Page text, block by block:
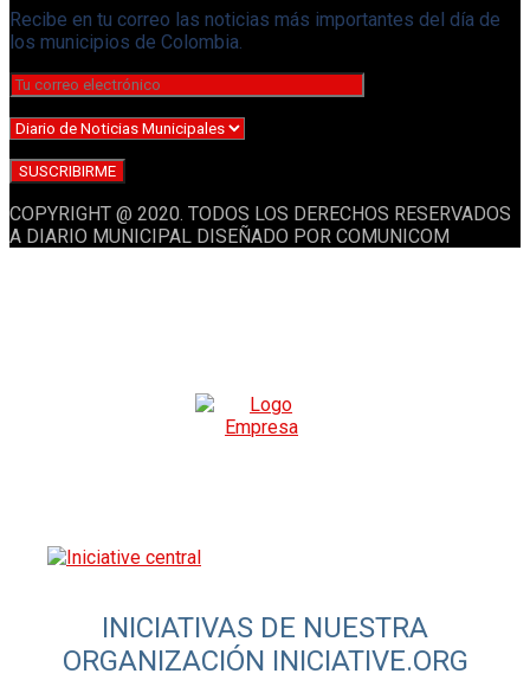
Recibe en tu correo las noticias más importantes del día de
los municipios de Colombia.
COPYRIGHT @ 2020. TODOS LOS DERECHOS RESERVADOS
A DIARIO MUNICIPAL DISEÑADO POR COMUNICOM
INICIATIVAS DE NUESTRA
ORGANIZACIÓN INICIATIVE.ORG